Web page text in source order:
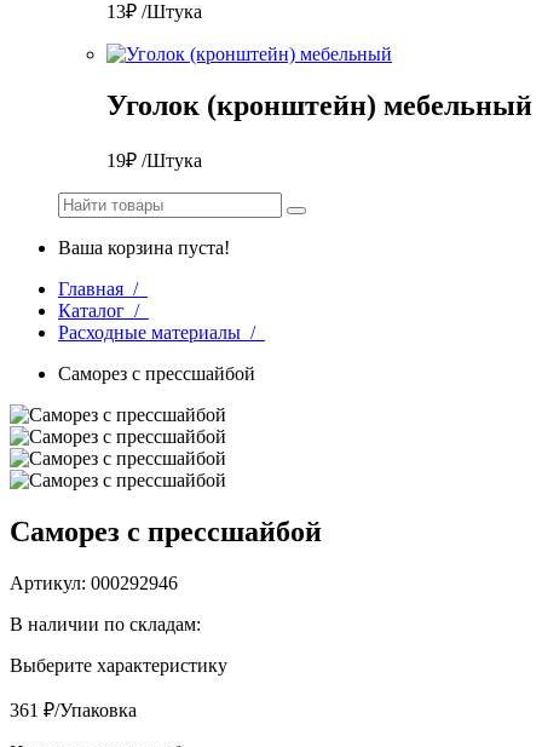
13₽ /Штука
Уголок (кронштейн) мебельный
19₽ /Штука
Ваша корзина пуста!
Главная /
Каталог /
Расходные материалы /
Саморез с прессшайбой
Саморез с прессшайбой
Артикул: 000292946
В наличии по складам:
Выберите характеристику
361 ₽/Упаковка